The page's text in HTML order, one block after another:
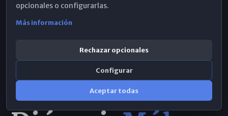
opcionales o configurarlas.
Más información
Rechazar opcionales
Configurar
Aceptar todas